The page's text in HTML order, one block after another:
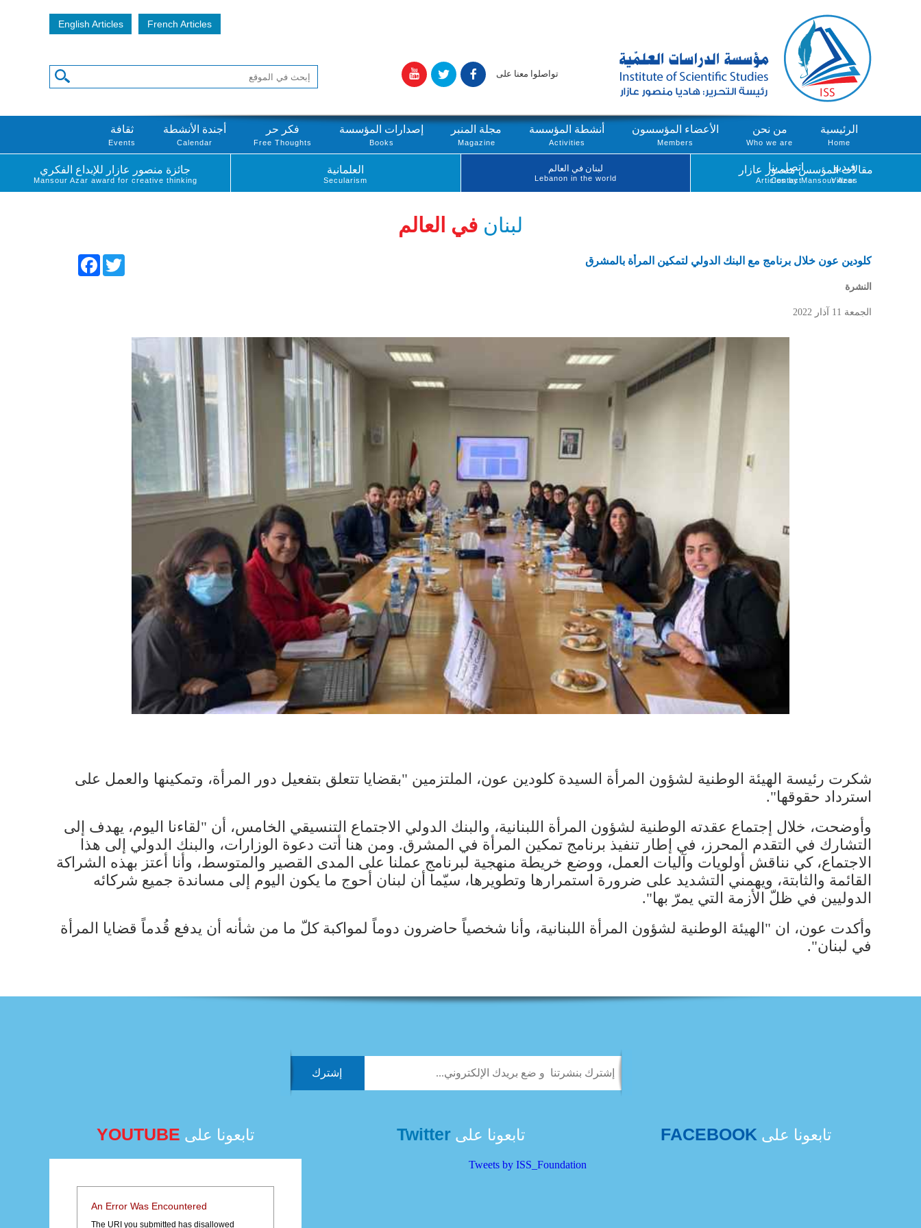
English Articles French Articles
تواصلوا معنا على
الرئيسية
Home
من نحن
Who we are
الأعضاء المؤسسون
Members
أنشطة المؤسسة
Activities
مجلة المنبر
Magazine
إصدارات المؤسسة
Books
فكر حر
Free Thoughts
أجندة الأنشطة
Calendar
ثقافة
Events
فيديو
Videos
اتصل بنا
Contact
مقالات المؤسس منصور عازار
Articles by Mansour Azar
لبنان في العالم
Lebanon in the world
العلمانية
Secularism
جائزة منصور عازار للإبداع الفكري
Mansour Azar award for creative thinking
لبنان في العالم
FacebookTwitter كلودين عون خلال برنامج مع البنك الدولي لتمكين المرأة بالمشرق
النشرة
الجمعة 11 آذار 2022
شكرت رئيسة الهيئة الوطنية لشؤون ​المرأة​ السيدة ​كلودين عون​، الملتزمين "بقضايا تتعلق بتفعيل دور المرأة، وتمكينها والعمل على
استرداد حقوقها".
وأوضحت، خلال إجتماع عقدته الوطنية لشؤون المرأة اللبنانية، والبنك الدولي الاجتماع التنسيقي الخامس، أن "لقاءنا اليوم، يهدف إلى
التشارك في التقدم المحرز، في إطار تنفيذ برنامج تمكين المرأة في المشرق. ومن هنا أتت دعوة الوزارات، والبنك الدولي إلى هذا
الاجتماع، كي نناقش أولويات وآليات العمل، ووضع خريطة منهجية لبرنامج عملنا على المدى القصير والمتوسط، وأنا أعتز بهذه الشراكة
القائمة والثابتة، ويهمني التشديد على ضرورة استمرارها وتطويرها، سيّما أن لبنان أحوج ما يكون اليوم إلى مساندة جميع شركائه
الدوليين في ظلّ الأزمة التي يمرّ بها".
وأكدت عون، ان "​الهيئة الوطنية لشؤون المرأة اللبنانية​، وأنا شخصياً حاضرون دوماً لمواكبة كلّ ما من شأنه أن يدفع قُدماً قضايا المرأة
في لبنان".
تابعونا على FACEBOOK تابعونا علىTwitter
Tweets by ISS_Foundation
تابعونا على YOUTUBE